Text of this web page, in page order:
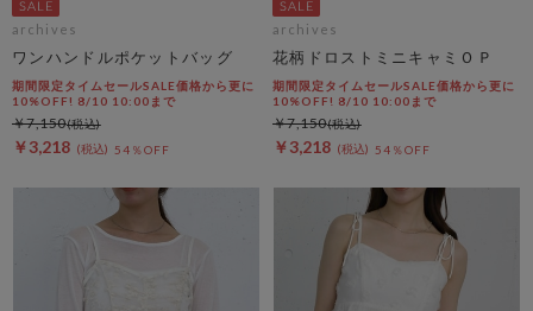
archives
ワンハンドルポケットバッグ
期間限定タイムセールSALE価格から更に
10%OFF! 8/10 10:00まで
￥3,218 54％OFF
￥7,150
archives
花柄ドロストミニキャミＯＰ
期間限定タイムセールSALE価格から更に
10%OFF! 8/10 10:00まで
￥3,218 54％OFF
￥7,150